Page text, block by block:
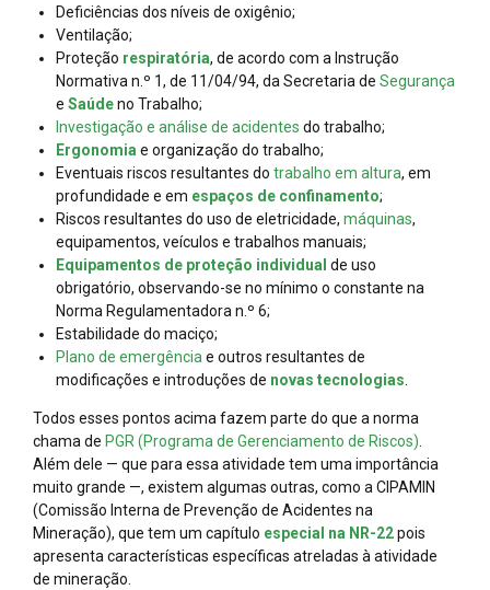
Deficiências dos níveis de oxigênio;
Ventilação;
Proteção respiratória, de acordo com a Instrução
Normativa n.º 1, de 11/04/94, da Secretaria de Segurança
e Saúdeno Trabalho;
Investigação e análise de acidentes do trabalho;
​Ergonomia e organização do trabalho;
Eventuais riscos resultantes do trabalho em altura, em
profundidade e em espaços de confinamento;
Riscos resultantes do uso de eletricidade, máquinas,
equipamentos, veículos e trabalhos manuais;
Equipamentos de proteção individual de uso
obrigatório, observando-se no mínimo o constante na
Norma Regulamentadora n.º 6;
Estabilidade do maciço;
Plano de emergência e outros resultantes de
modificações e introduções de novas tecnologias
Todos esses pontos acima fazem parte do que a norma
chama de PGR (Programa de Gerenciamento de Riscos)
Além dele — que para essa atividade tem uma importância
muito grande —, existem algumas outras, como a CIPAMIN
(Comissão Interna de Prevenção de Acidentes na
Mineração), que tem um capítulo especial na NR-22pois
apresenta características específicas atreladas à atividade
de mineração.